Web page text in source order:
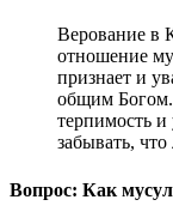
Верование в
отношение
признает и
общим
терпимость
забывать,
Вопрос: Как